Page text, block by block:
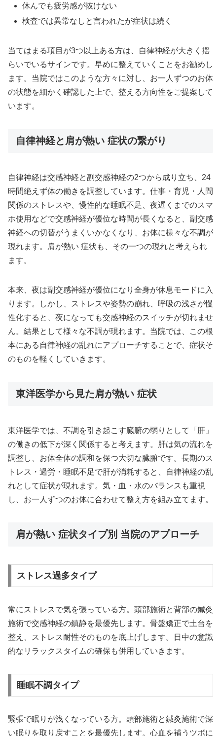
休んでも疲労感が抜けない
検査では異常なしと言われたが症状は続く
当てはまる項目が3つ以上ある方は、自律神経が大きく揺
らいでいるサインです。早めに整えていくことをお勧めし
ます。当院ではこのような方々に対し、お一人ずつのお体
の状態を細かく確認した上で、整える方向性をご提案して
います。
自律神経と肩が熱い 症状の繋がり
自律神経は交感神経と副交感神経の2つから成り立ち、24
時間絶えず体の働きを調整しています。仕事・育児・人間
関係のストレスや、慢性的な睡眠不足、夜遅くまでのスマ
ホ使用などで交感神経が優位な時間が長くなると、副交感
神経への切替がうまくいかなくなり、お体に様々な不調が
現れます。肩が熱い 症状も、その一つの現れと考えられ
ます。
本来、夜は副交感神経が優位になり全身が休息モードに入
ります。しかし、ストレスや姿勢の崩れ、呼吸の浅さが慢
性化すると、夜になっても交感神経のスイッチが切れませ
ん。結果として様々な不調が現れます。当院では、この根
本にある自律神経の乱れにアプローチすることで、症状そ
のものを軽くしていきます。
東洋医学から見た肩が熱い 症状
東洋医学では、不調を引き起こす臓腑の弱りとして「肝」
の働きの低下が深く関係すると考えます。肝は気の流れを
調整し、お体全体の調和を保つ大切な臓腑です。長期のス
トレス・過労・睡眠不足で肝が消耗すると、自律神経の乱
れとして症状が現れます。気・血・水のバランスも重視
し、お一人ずつのお体に合わせて整え方を組み立てます。
肩が熱い 症状タイプ別 当院のアプローチ
ストレス過多タイプ
常にストレスで気を張っている方。頭部施術と背部の鍼灸
施術で交感神経の鎮静を最優先します。骨盤矯正で土台を
整え、ストレス耐性そのものを底上げします。日中の意識
的なリラックスタイムの確保も併用していきます。
睡眠不調タイプ
緊張で眠りが浅くなっている方。頭部施術と鍼灸施術で深
い眠りを取り戻すことを最優先します。心血を補うツボに